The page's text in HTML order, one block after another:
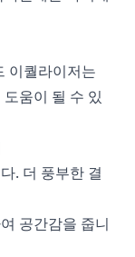
이퀄라이저는
움이 될 수 있
. 더 풍부한 결
공간감을 줍니